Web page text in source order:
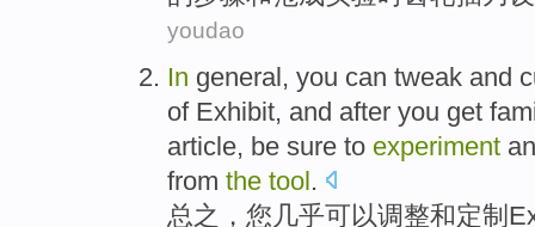
youdao
In general, you can tweak and
of Exhibit, and after you get
article, be sure to experiment
from the tool.
总之 ， 您 几乎可以调整和定制